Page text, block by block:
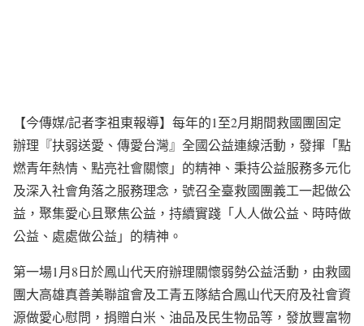
【今傳媒/記者李祖東報導】每年的1至2月期間救國團固定
辦理『扶弱送愛、傳愛台灣』全國公益連線活動，發揮「點
燃青年熱情、點亮社會關懷」的精神、秉持公益服務多元化
及深入社會角落之服務理念，號召全臺救國團義工一起做公
益，聚集愛心且聚焦公益，持續實踐「人人做公益、時時做
公益、處處做公益」的精神。
第一場1月8日於鳳山代天府辦理關懷弱勢公益活動，由救國
團大高雄真善美聯誼會及工青五隊結合鳳山代天府及社會資
源做愛心慰問，捐贈白米、油品及民生物品等，發放豐富物